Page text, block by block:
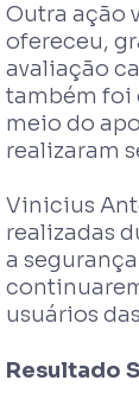
Outra ação
ofereceu,
avaliação
também foi
meio do
realizaram
Vinicius
realizadas
a
usuários
Resultado